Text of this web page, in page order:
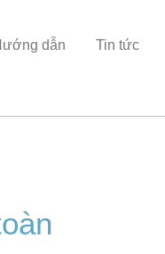
dẫn Tin tức